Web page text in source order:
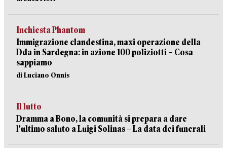
Inchiesta Phantom
Immigrazione clandestina, maxi operazione della
Dda in Sardegna: in azione 100 poliziotti – Cosa
sappiamo
di Luciano Onnis
Il lutto
Dramma a Bono, la comunità si prepara a dare
l'ultimo saluto a Luigi Solinas – La data dei funerali